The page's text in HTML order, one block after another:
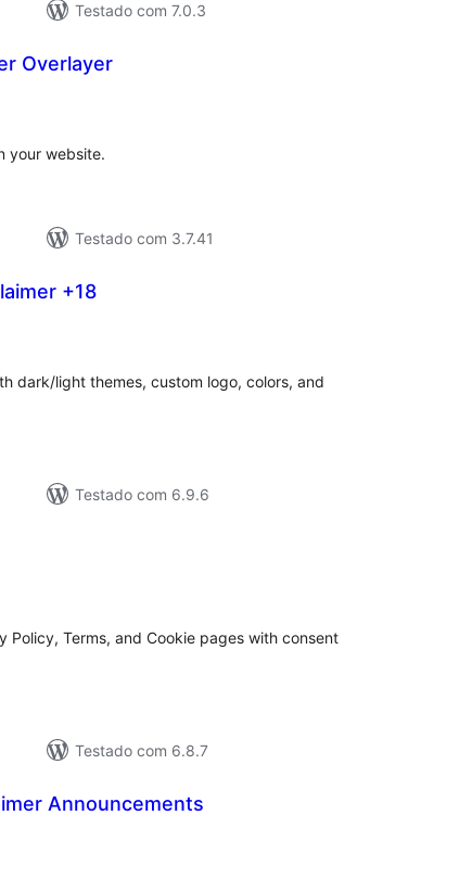
Testado com 7.0.3
Overlayer
your website.
Testado com 3.7.41
+18
dark/light themes, custom logo, colors, and
Testado com 6.9.6
Policy, Terms, and Cookie pages with consent
Testado com 6.8.7
Announcements